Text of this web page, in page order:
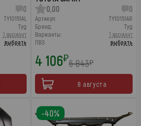
0
TY10151AL
Tyg
1 вариант
выбрать
0,00
0
Артикул:
TY10151AR
Бренд:
Tyg
Варианты:
1 вариант
ПВЗ:
выбрать
4 106₽6 843₽
8 августа
-40%